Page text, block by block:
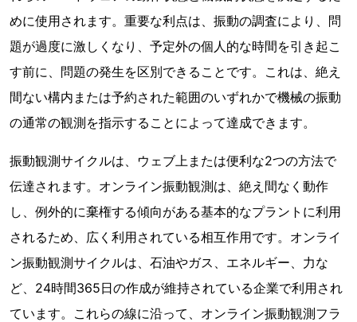
めに使用されます。重要な利点は、振動の調査により、問
題が過度に激しくなり、予定外の個人的な時間を引き起こ
す前に、問題の発生を区別できることです。これは、絶え
間ない構内または予約された範囲のいずれかで機械の振動
の通常の観測を指示することによって達成できます。
振動観測サイクルは、ウェブ上または便利な2つの方法で
伝達されます。オンライン振動観測は、絶え間なく動作
し、例外的に棄権する傾向がある基本的なプラントに利用
されるため、広く利用されている相互作用です。オンライ
ン振動観測サイクルは、石油やガス、エネルギー、力な
ど、24時間365日の作成が維持されている企業で利用され
ています。これらの線に沿って、オンライン振動観測フラ